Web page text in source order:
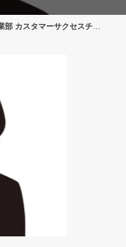
営業部 カスタマーサクセスチーム E.T